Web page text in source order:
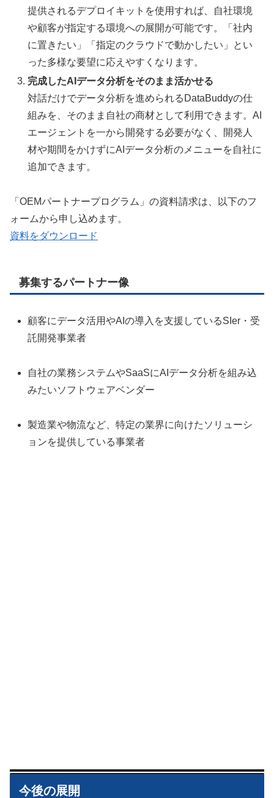
提供されるデプロイキットを使用すれば、自社環境
や顧客が指定する環境への展開が可能です。「社内
に置きたい」「指定のクラウドで動かしたい」とい
った多様な要望に応えやすくなります。
完成したAIデータ分析をそのまま活かせる
対話だけでデータ分析を進められるDataBuddyの仕
組みを、そのまま自社の商材として利用できます。AI
エージェントを一から開発する必要がなく、開発人
材や期間をかけずにAIデータ分析のメニューを自社に
追加できます。
「OEMパートナープログラム」の資料請求は、以下のフ
ォームから申し込めます。
資料をダウンロード
募集するパートナー像
顧客にデータ活用やAIの導入を支援しているSIer・受
託開発事業者
自社の業務システムやSaaSにAIデータ分析を組み込
みたいソフトウェアベンダー
製造業や物流など、特定の業界に向けたソリューシ
ョンを提供している事業者
今後の展開